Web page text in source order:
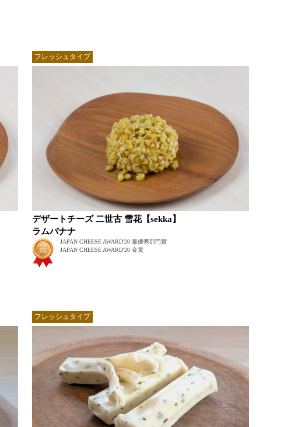
フレッシュタイプ
デザートチーズ 二世古 雪花【sekka】
ラムバナナ
JAPAN CHEESE AWARD'20 最優秀部門賞
JAPAN CHEESE AWARD'20 金賞
フレッシュタイプ